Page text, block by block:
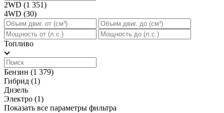
2WD (1 351)
4WD (30)
Топливо
Бензин (1 379)
Гибрид (1)
Дизель
Электро (1)
Показать все параметры фильтра